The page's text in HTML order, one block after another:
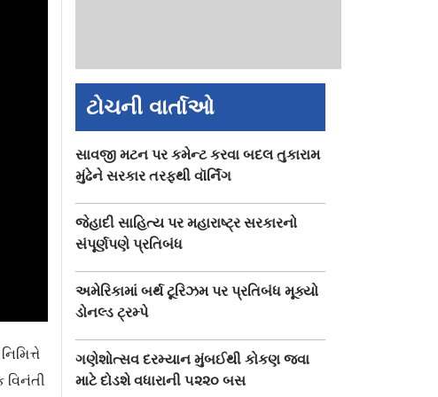
ટોચની વાર્તાઓ
સાવજી મટન પર કમેન્ટ કરવા બદલ તુકારામ
મુંઢેને સરકાર તરફથી વૉર્નિંગ
જેહાદી સાહિત્ય પર મહારાષ્ટ્ર સરકારનો
સંપૂર્ણપણે પ્રતિબંધ
અમેરિકામાં બર્થ ટૂરિઝમ પર પ્રતિબંધ મૂક્યો
ડોનલ્ડ ટ્રમ્પે
ગણેશોત્સવ દરમ્યાન મુંબઈથી કોકણ જવા
માટે દોડશે વધારાની ૫૨૨૦ બસ